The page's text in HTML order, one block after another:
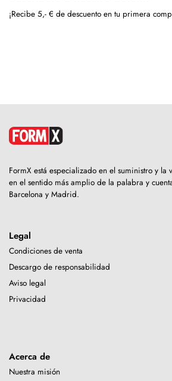
¡Recibe 5,- € de descuento en tu primera
FormX está especializado en el suministro y
en el sentido más amplio de la palabra y
Barcelona y Madrid.
Legal
Condiciones de venta
Descargo de responsabilidad
Aviso legal
Privacidad
Acerca de
Nuestra misión